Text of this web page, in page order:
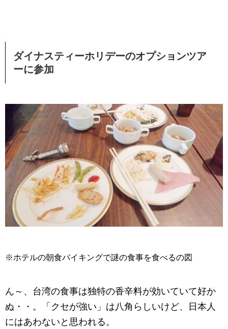
ダイナスティーホリデーのオプションツア
ーに参加
※ホテルの朝食バイキングで謎の食事を食べるの図
ん～、台湾の食事は独特の香辛料が効いていて好か
ぬ・・。「クセが強い」は八角らしいけど、日本人
にはあわないと思われる。